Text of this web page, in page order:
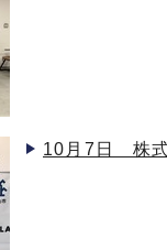
10月7日 株式